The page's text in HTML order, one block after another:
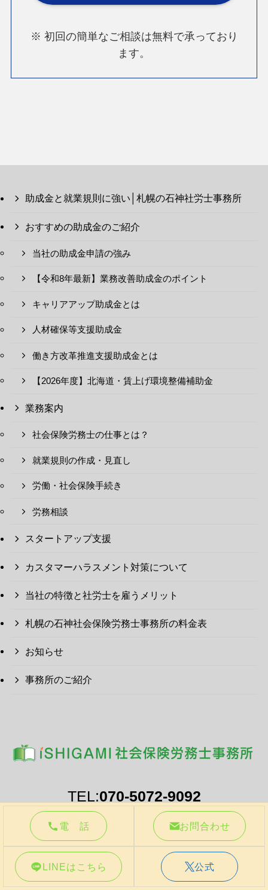
※ 初回の簡単なご相談は無料で承っており
ます。
電 話 お問合わせ
LINEはこちら 公式
助成金と就業規則に強い│札幌の石神社労士事務所
おすすめの助成金のご紹介
当社の助成金申請の強み
【令和8年最新】業務改善助成金のポイント
キャリアアップ助成金とは
人材確保等支援助成金
働き方改革推進支援助成金とは
【2026年度】北海道・賃上げ環境整備補助金
業務案内
社会保険労務士の仕事とは？
就業規則の作成・見直し
労働・社会保険手続き
労務相談
スタートアップ支援
カスタマーハラスメント対策について
当社の特徴と社労士を雇うメリット
札幌の石神社会保険労務士事務所の料金表
お知らせ
事務所のご紹介
TEL:070-5072-9092
営業時間：９：３０～１７：３０（土日祝除く）
ご相談・お問い合わせ